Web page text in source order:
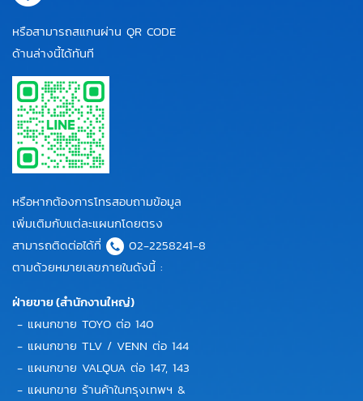
หรือสามารถสแกนผ่าน QR CODE
ด้านล่างนี้ได้ทันที
หรือหากต้องการโทรสอบถามข้อมูล
เพิ่มเติมกับแต่ละแผนกโดยตรง
สามารถติดต่อได้ที่
02-2258241-8
ตามด้วยหมายเลขภายในดังนี้ :
ฝ่ายขาย (สำนักงานใหญ่)
- แผนกขาย TOYO ต่อ 140
- แผนกขาย TLV / VENN ต่อ 144
- แผนกขาย VALQUA ต่อ 147, 143
- แผนกขาย ร้านค้าในกรุงเทพฯ &